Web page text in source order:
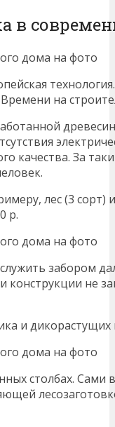
в
на
качества. За
лес (3 сорт)
р.
забором
конструкции не
и дикорастущих
столбах.